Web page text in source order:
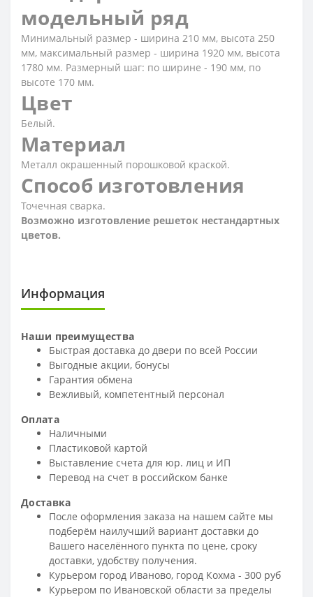
модельный ряд
Минимальный размер - ширина 210 мм, высота 250
мм, максимальный размер - ширина 1920 мм, высота
1780 мм. Размерный шаг: по ширине - 190 мм, по
высоте 170 мм.
Цвет
Белый.
Материал
Металл окрашенный порошковой краской.
Способ изготовления
Точечная сварка.
Возможно изготовление решеток нестандартных
цветов.
Информация
Наши преимущества
Быстрая доставка до двери по всей России
Выгодные акции, бонусы
Гарантия обмена
Вежливый, компетентный персонал
Оплата
Наличными
Пластиковой картой
Выставление счета для юр. лиц и ИП
Перевод на счет в российском банке
Доставка
После оформления заказа на нашем сайте мы
подберём наилучший вариант доставки до
Вашего населённого пункта по цене, сроку
доставки, удобству получения.
Курьером город Иваново, город Кохма - 300 руб
Курьером по Ивановской области за пределы